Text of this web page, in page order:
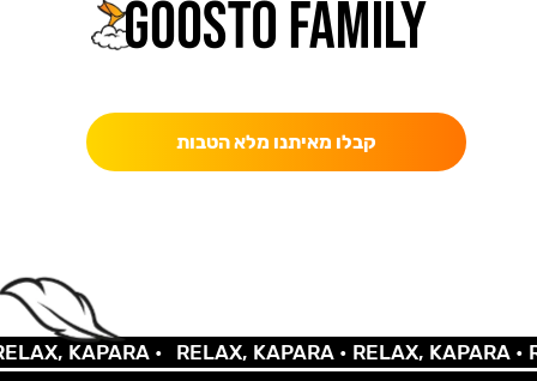
קבלו מאיתנו מלא הטבות
KAPARA • RELAX, KAPARA •RELAX, KAPARA •